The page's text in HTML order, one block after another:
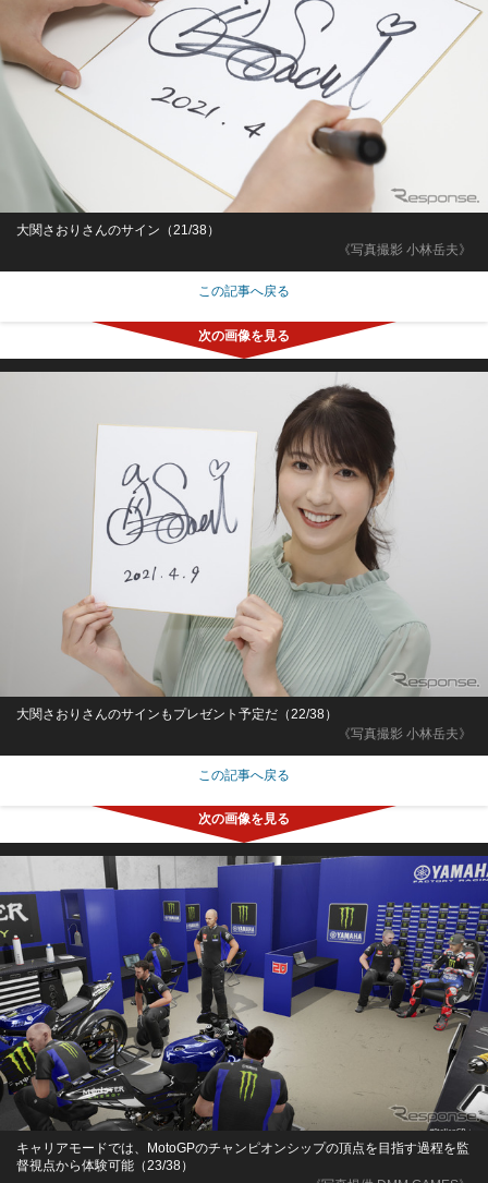
《写真撮影 小林岳夫》
大関さおりさんのサイン（21/38）
この記事へ戻る
《写真撮影 小林岳夫》
大関さおりさんのサインもプレゼント予定だ（22/38）
この記事へ戻る
キャリアモードでは、MotoGPのチャンピオンシップの頂点を目指す過程を監
督視点から体験可能（23/38）